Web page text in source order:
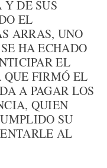
Y DE SUS
EL
ARRAS, UNO
HA ECHADO
EL
QUE FIRMÓ EL
A PAGAR LOS
QUIEN
SU
AL